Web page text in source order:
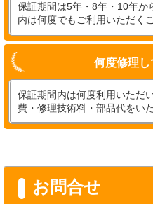
保証期間は5年・8年・10年か
内は何度でもご利用いただく
何度修理し
保証期間内は何度利用いただ
費・修理技術料・部品代をい
お問合せ